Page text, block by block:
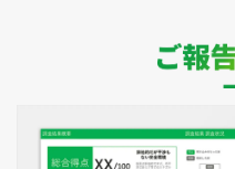
ご報告書の内容